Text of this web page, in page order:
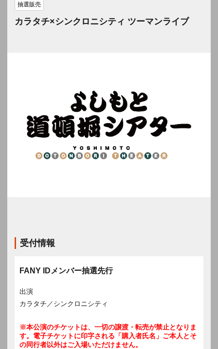
抽選販売
カラタチ×シンクロニシティ ツーマンライブ
受付情報
FANY IDメンバー抽選先行
出演
カラタチ／シンクロニシティ
※本公演のチケットは、一切の譲渡・転売が禁止となりま
す。電子チケットに印字される「購入者氏名」ご本人とそ
の同行者以外はご入場いただけません。